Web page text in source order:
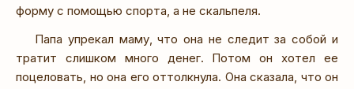
форму с помощью спорта, а не скальпеля.
Папа упрекал маму, что она не следит за собой и
тратит слишком много денег. Потом он хотел ее
поцеловать, но она его оттолкнула. Она сказала, что он